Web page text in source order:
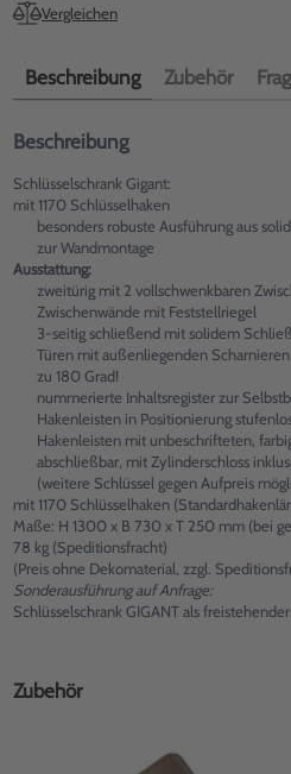
Vergleichen
Beschreibung Zubehör
Beschreibung
Schlüsselschrank Gigant:
mit 1170 Schlüsselhaken
besonders robuste Ausführung aus
zur Wandmontage
Ausstattung:
zweitürig mit 2 vollschwenkbaren
Zwischenwände mit Feststellriegel
3-seitig schließend mit solidem
Türen mit außenliegenden
zu 180 Grad!
nummerierte Inhaltsregister zur
Hakenleisten in Positionierung
Hakenleisten mit unbeschrifteten,
abschließbar, mit Zylinderschloss
(weitere Schlüssel gegen Aufpreis
mit 1170 Schlüsselhaken
Maße: H 1300 x B 730 x T 250 mm (bei
78 kg (Speditionsfracht)
(Preis ohne Dekomaterial, zzgl.
Sonderausführung auf Anfrage:
Schlüsselschrank GIGANT als
Zubehör